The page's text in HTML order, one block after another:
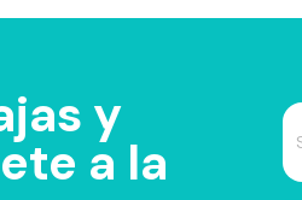
y
a la